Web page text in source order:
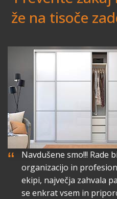
že na tisoče
“
Navdušene smo!!! Rade
organizacijo in
ekipi, največja zahvala
se enkrat vsem in